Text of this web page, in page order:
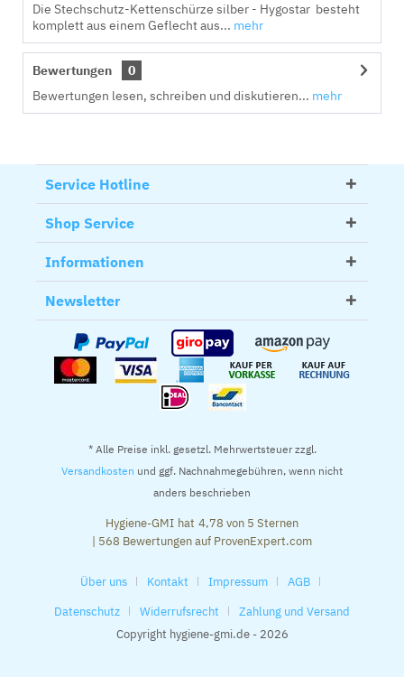
Die Stechschutz-Kettenschürze silber - Hygostar besteht
komplett aus einem Geflecht aus... mehr
Bewertungen
0
Bewertungen lesen, schreiben und diskutieren... mehr
Service Hotline
Shop Service
Informationen
Newsletter
* Alle Preise inkl. gesetzl. Mehrwertsteuer zzgl.
Versandkosten und ggf. Nachnahmegebühren, wenn nicht
anders beschrieben
Hygiene-GMI hat 4,78 von 5 Sternen
| 568 Bewertungen auf ProvenExpert.com
Über uns Kontakt Impressum
AGB
Datenschutz
Widerrufsrecht
Zahlung und Versand
Copyright hygiene-gmi.de - 2026